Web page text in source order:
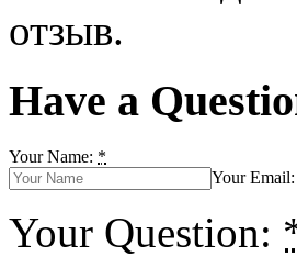
отзыв.
Have a
Your Name: *
Your Email:
Your Question: